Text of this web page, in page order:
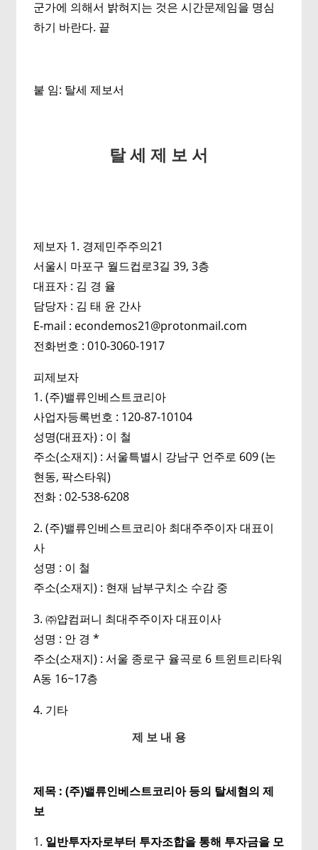
군가에 의해서 밝혀지는 것은 시간문제임을 명심
하기 바란다. 끝
붙 임: 탈세 제보서
탈 세 제 보 서
제보자 1. 경제민주주의21
서울시 마포구 월드컵로3길 39, 3층
대표자 : 김 경 율
담당자 : 김 태 윤 간사
E-mail : econdemos21@protonmail.com
전화번호 : 010-3060-1917
피제보자
1. (주)밸류인베스트코리아
사업자등록번호 : 120-87-10104
성명(대표자) : 이 철
주소(소재지) : 서울특별시 강남구 언주로 609 (논
현동, 팍스타워)
전화 : 02-538-6208
2. (주)밸류인베스트코리아 최대주주이자 대표이
사
성명 : 이 철
주소(소재지) : 현재 남부구치소 수감 중
3. ㈜얍컴퍼니 최대주주이자 대표이사
성명 : 안 경 *
주소(소재지) : 서울 종로구 율곡로 6 트윈트리타워
A동 16~17층
4. 기타
제 보 내 용
제목 : (주)밸류인베스트코리아 등의 탈세혐의 제
보
일반투자자로부터 투자조합을 통해 투자금을 모